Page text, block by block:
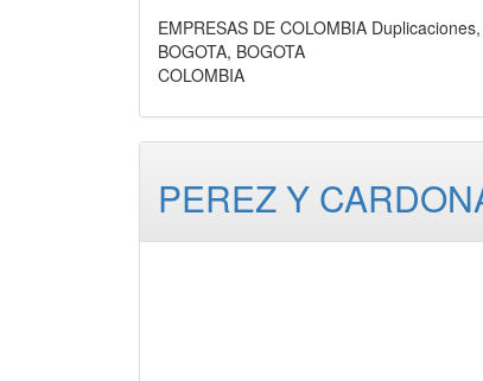
EMPRESAS DE COLOMBIA
BOGOTA, BOGOTA
COLOMBIA
PEREZ Y